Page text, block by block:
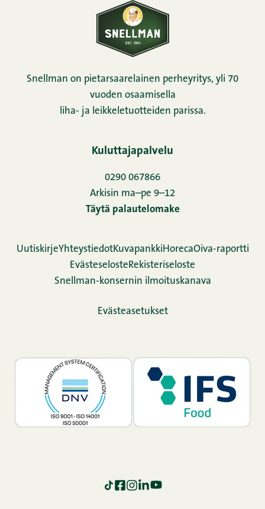
Snellman on pietarsaarelainen perheyritys, yli 70
vuoden osaamisella
liha- ja leikkeletuotteiden parissa.
Kuluttajapalvelu
0290 067866
Arkisin ma–pe 9–12
Täytä palautelomake
UutiskirjeYhteystiedotKuvapankki HorecaOiva-raportti
Evästeseloste Rekisteriseloste
Snellman-konsernin ilmoituskanava
Evästeasetukset
TikTok
Facebook
Instagram
LinkedIn
YouTube